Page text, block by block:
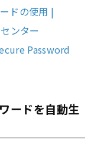
ドの使用 |
ンター
Password
ードを自動生